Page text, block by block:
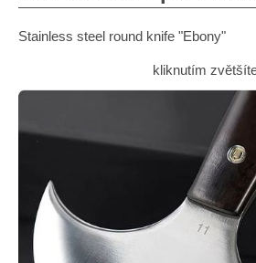
Stainless steel round knife "Ebony"
kliknutím